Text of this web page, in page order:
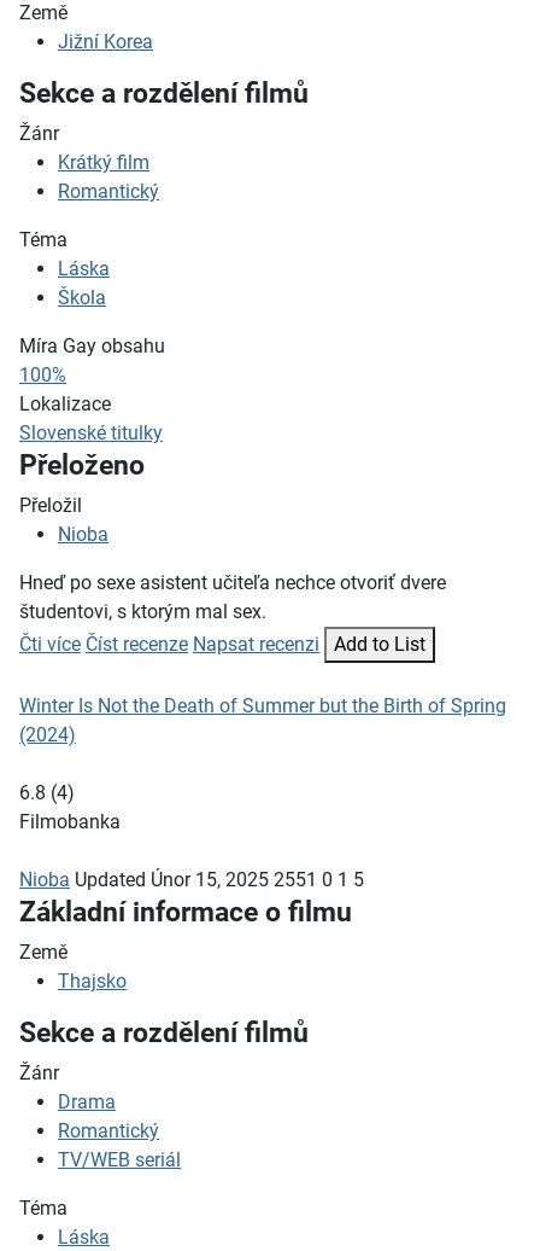
Země
Jižní Korea
Sekce a rozdělení filmů
Žánr
Krátký film
Romantický
Téma
Láska
Škola
Míra Gay obsahu
100%
Lokalizace
Slovenské titulky
Přeloženo
Přeložil
Nioba
Hneď po sexe asistent učiteľa nechce otvoriť dvere
študentovi, s ktorým mal sex.
Čti více Číst recenze Napsat recenzi Add to List
Winter Is Not the Death of Summer but the Birth of Spring
(2024)
6.8 (4)
Filmobanka
Nioba Updated Únor 15, 2025 2551 0 1 5
Základní informace o filmu
Země
Thajsko
Sekce a rozdělení filmů
Žánr
Drama
Romantický
TV/WEB seriál
Téma
Láska